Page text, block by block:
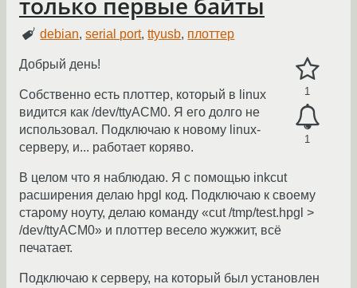
debian,serial port,ttyusb, плоттер
1
1
Добрый день!
Собственно есть плоттер, который в linux
видится как /dev/ttyACM0. Я его долго не
использовал. Подключаю к новому linux-
серверу, и... работает коряво.
В целом что я наблюдаю. Я с помощью inkcut
расширения делаю hpgl код. Подключаю к своему
старому ноуту, делаю команду «cut /tmp/test.hpgl >
/dev/ttyACM0» и плоттер весело жужжит, всё
печатает.
Подключаю к серверу, на который был установлен